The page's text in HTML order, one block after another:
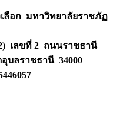
ลือก มหาวิทยาลัยราชภัฏ
เลขที่ 2 ถนนราชธานี
อุบลราชธานี 34000